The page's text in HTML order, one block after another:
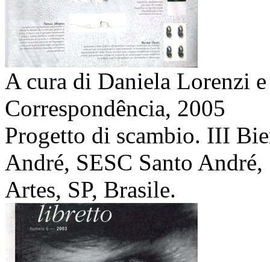
A cura di Daniela Lorenzi
Correspondência, 2005
Progetto di scambio. III
André, SESC Santo
Artes, SP, Brasile.